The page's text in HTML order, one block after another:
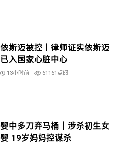
依斯迈被控｜律师证实依斯迈
已入国家心脏中心
13小时前 61161点阅
婴中多刀弃马桶｜涉杀初生女
婴 19岁妈妈控谋杀